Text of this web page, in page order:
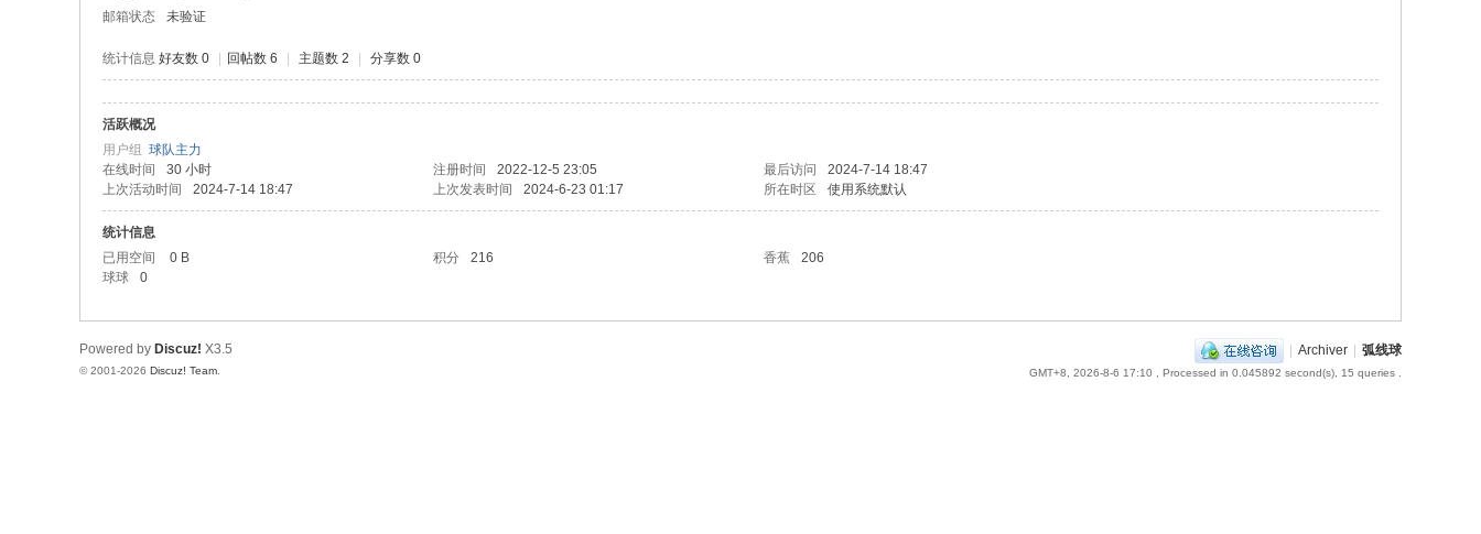
邮箱状态
未验证
统计信息 好友数 0 回帖数 6 主题数 2 分享数 0
活跃概况
用户组 球队主力
在线时间
30 小时 注册时间 2022-12-5 23:05 最后访问
2024-7-14 18:47
上次活动时间
2024-7-14 18:47 上次发表时间 2024-6-23 01:17 所在时区 使用系统默认
统计信息
已用空间
0 B 积分 216 香蕉
206
球球
0
| Archiver | 弧线球
GMT+8, 2026-8-6 17:10 , Processed in 0.045892 second(s), 15 queries .
Powered by Discuz! X3.5
© 2001-2026 Discuz! Team